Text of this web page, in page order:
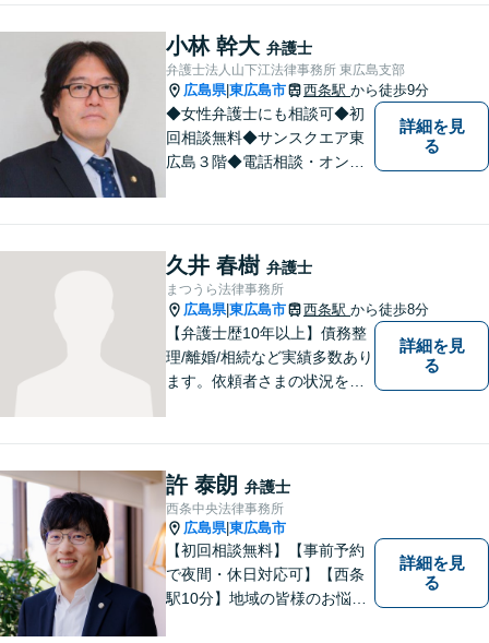
面談も承っています！【借金
問題相談無料】
小林 幹大 弁護士
弁護士法人山下江法律事務所 東広島支部
広島県|東広島市 西条駅 から徒歩9分
◆女性弁護士にも相談可◆初
回相談無料◆サンスクエア東
広島３階◆電話相談・オンラ
しにくいことも安心してご相
談ください。あなたの気持ち
に寄り添い、丁寧にお応えし
ます。
詳細を見
る
久井 春樹 弁護士
まつうら法律事務所
広島県|東広島市 西条駅 から徒歩8分
【弁護士歴10年以上】債務整
理/離婚/相続など実績多数あり
ます。依頼者さまの状況を十
ります。【ＪＲ「西条駅」か
ら8分】【駐車場あり】
詳細を見
る
許 泰朗 弁護士
西条中央法律事務所
広島県|東広島市
【初回相談無料】【事前予約
で夜間・休日対応可】【西条
駅10分】地域の皆様のお悩み
詳細を見
る